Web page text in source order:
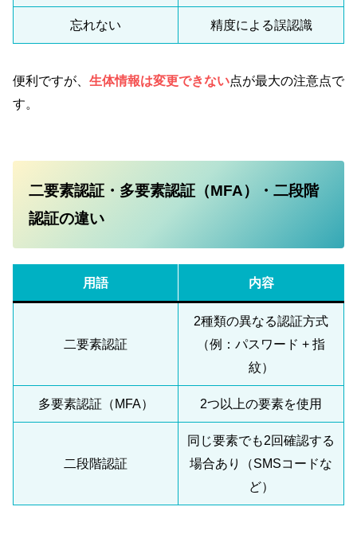
忘れない 精度による誤認識
便利ですが、 生体情報は変更できない点が最大の注意点で
す。
二要素認証・多要素認証（MFA）・二段階
認証の違い
用語 内容
二要素認証
2種類の異なる認証方式
（例：パスワード + 指
紋）
多要素認証（MFA） 2つ以上の要素を使用
二段階認証
同じ要素でも2回確認する
場合あり（SMSコードな
ど）